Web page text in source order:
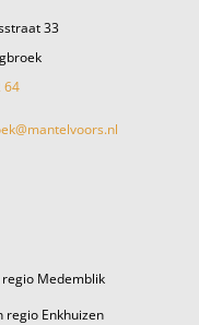
33
64
Medemblik
regio Enkhuizen